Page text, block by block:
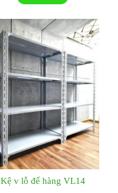
Kệ v lỗ để hàng VL14